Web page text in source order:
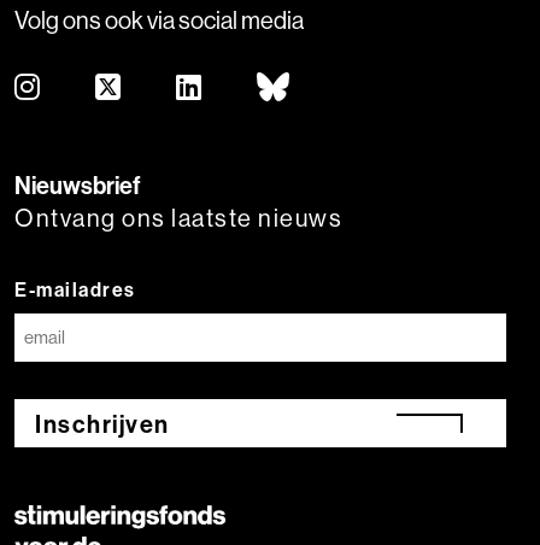
Volg ons ook via social media
Nieuwsbrief
Ontvang ons laatste nieuws
E-mailadres
Inschrijven